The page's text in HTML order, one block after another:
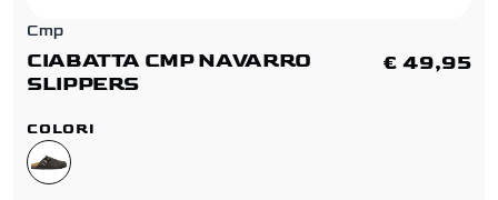
Cmp
CIABATTA CMP NAVARRO
SLIPPERS
€ 49,95
COLORI